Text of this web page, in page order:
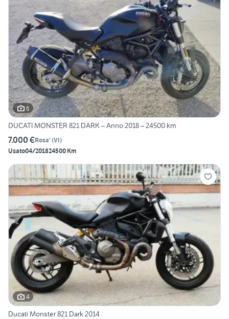
6
DUCATI MONSTER 821 DARK – Anno 2018 – 24500 km
7.000 €Rosa' (VI)
Usato04/201824500 Km
4
Ducati Monster 821 Dark 2014